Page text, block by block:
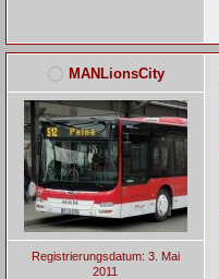
MANLionsCity
Registrierungsdatum: 3. Mai
2011